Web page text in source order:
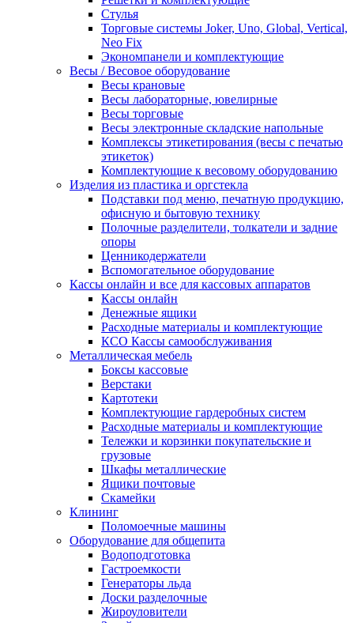
Стулья
Торговые системы Joker, Uno, Global, Vertical,
Neo Fix
Экономпанели и комплектующие
Весы / Весовое оборудование
Весы крановые
Весы лабораторные, ювелирные
Весы торговые
Весы электронные складские напольные
Комплексы этикетирования (весы с печатью
этикеток)
Комплектующие к весовому оборудованию
Изделия из пластика и оргстекла
Подставки под меню, печатную продукцию,
офисную и бытовую технику
Полочные разделители, толкатели и задние
опоры
Ценникодержатели
Вспомогательное оборудование
Кассы онлайн и все для кассовых аппаратов
Кассы онлайн
Денежные ящики
Расходные материалы и комплектующие
КСО Кассы самообслуживания
Металлическая мебель
Боксы кассовые
Верстаки
Картотеки
Комплектующие гардеробных систем
Расходные материалы и комплектующие
Тележки и корзинки покупательские и
грузовые
Шкафы металлические
Ящики почтовые
Скамейки
Клининг
Поломоечные машины
Оборудование для общепита
Водоподготовка
Гастроемкости
Генераторы льда
Доски разделочные
Жироуловители